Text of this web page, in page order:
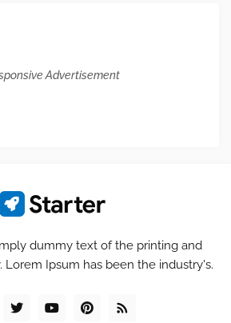
Advertisement
dummy text of the printing and
Lorem Ipsum has been the industry's.